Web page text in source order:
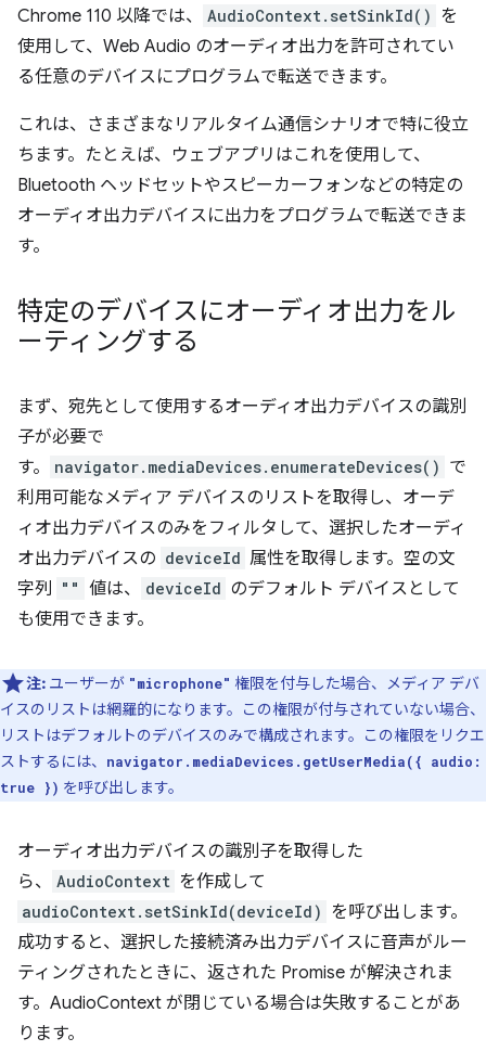
Chrome 110 以降では、 AudioContext.setSinkId() を
使用して、Web Audio のオーディオ出力を許可されてい
る任意のデバイスにプログラムで転送できます。
これは、さまざまなリアルタイム通信シナリオで特に役立
ちます。たとえば、ウェブアプリはこれを使用して、
Bluetooth ヘッドセットやスピーカーフォンなどの特定の
オーディオ出力デバイスに出力をプログラムで転送できま
す。
特定のデバイスにオーディオ出力をル
ーティングする
まず、宛先として使用するオーディオ出力デバイスの識別
子が必要で
す。
navigator.mediaDevices.enumerateDevices() で
利用可能なメディア デバイスのリストを取得し、オーデ
ィオ出力デバイスのみをフィルタして、選択したオーディ
オ出力デバイスの deviceId 属性を取得します。空の文
字列 "" 値は、 deviceId のデフォルト デバイスとして
も使用できます。
注: ユーザーが "microphone" 権限を付与した場合、メディア デバ
イスのリストは網羅的になります。この権限が付与されていない場合、
リストはデフォルトのデバイスのみで構成されます。この権限をリクエ
ストするには、
navigator.mediaDevices.getUserMedia({ audio:
true }) を呼び出します。
オーディオ出力デバイスの識別子を取得した
ら、
AudioContext を作成して
audioContext.setSinkId(deviceId) を呼び出します。
成功すると、選択した接続済み出力デバイスに音声がルー
ティングされたときに、返された Promise が解決されま
す。AudioContext が閉じている場合は失敗することがあ
ります。